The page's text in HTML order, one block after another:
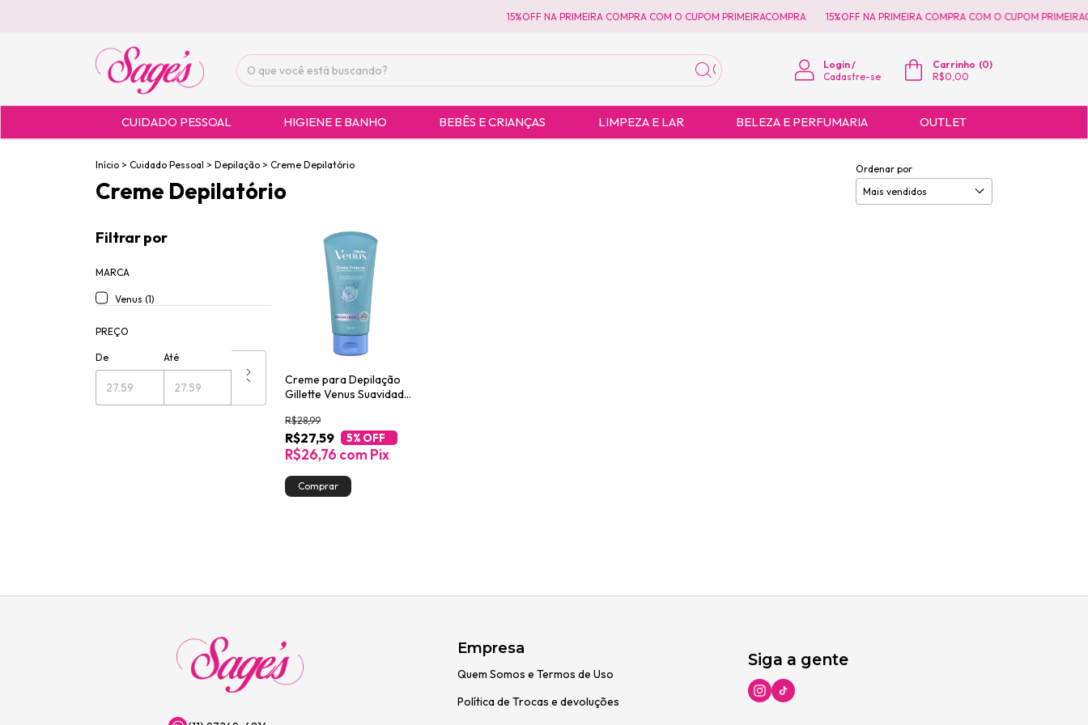
15%OFF NA PRIMEIRA COMPRA COM O CUPOM PRIMEIRACOMPRA 15%OFF NA PRIMEIRA COMPRA COM O CUPOM
Login /
Cadastre-se
Carrinho (0)
R$0,00
CUIDADO PESSOAL HIGIENE E BANHO BEBÊS E CRIANÇAS LIMPEZA E LAR BELEZA E PERFUMARIA OUTLET
Início > Cuidado Pessoal > Depilação > Creme Depilatório
Creme Depilatório
Ordenar por
Filtrar por
MARCA
Venus (1)
PREÇO
De Até
Creme para Depilação
Gillette Venus Suavidade
R$27,59
R$28,99
5% OFF
R$26,76 com Pix
Empresa
Quem Somos e Termos de Uso
Política de Trocas e devoluções
Siga a gente